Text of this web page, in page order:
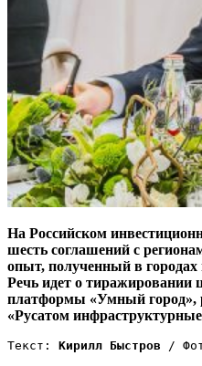
На Российском
шесть соглашений с
опыт, полученный в городах
Речь идет о тиражировании
платформы «Умный город»,
«Русатом
Текст: Кирилл Быстров /